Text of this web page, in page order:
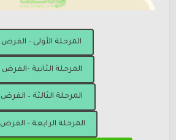
المرحلة الأولى – الفرض 1
المرحلة الثانية -الفرض 2
المرحلة الثالثة – الفرض 3
المرحلة الرابعة – الفرض 4